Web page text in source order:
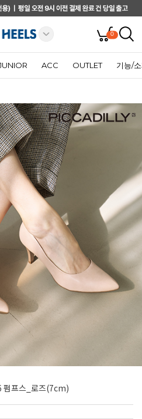
0
ACC OUTLET 기능/
펌프스_로즈(7cm)